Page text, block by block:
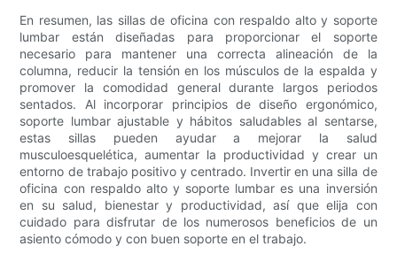
En resumen, las sillas de oficina con respaldo alto y soporte
lumbar están diseñadas para proporcionar el soporte
necesario para mantener una correcta alineación de la
columna, reducir la tensión en los músculos de la espalda y
promover la comodidad general durante largos periodos
sentados. Al incorporar principios de diseño ergonómico,
soporte lumbar ajustable y hábitos saludables al sentarse,
estas sillas pueden ayudar a mejorar la salud
musculoesquelética, aumentar la productividad y crear un
entorno de trabajo positivo y centrado. Invertir en una silla de
oficina con respaldo alto y soporte lumbar es una inversión
en su salud, bienestar y productividad, así que elija con
cuidado para disfrutar de los numerosos beneficios de un
asiento cómodo y con buen soporte en el trabajo.